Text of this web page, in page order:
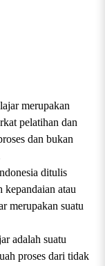
merupakan
pelatihan dan
dan bukan
ditulis
kepandaian atau
merupakan suatu
suatu
proses dari tidak